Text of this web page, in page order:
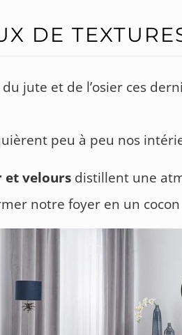
DE
jute et de l’osier ces
peu à peu nos
et velours distillent une
notre foyer en un